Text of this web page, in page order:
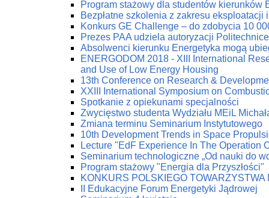
Program stażowy dla studentów kierunków
Bezpłatne szkolenia z zakresu
Konkurs GE Challenge – do zdobycia 10
Prezes PAA udziela autoryzacji
Absolwenci kierunku Energetyka mogą
ENERGODOM 2018 - XIII International
and Use of Low Energy Housing
13th Conference on Research &
XXIII International Symposium on
Spotkanie z opiekunami specjalności
Zwycięstwo studenta Wydziału MEiL
Zmiana terminu Seminarium Instytutowego
10th Development Trends in Space
Lecture "EdF Experience In The Operation
Seminarium technologiczne „Od nauki do
Program stażowy "Energia dla Przyszłości"
KONKURS POLSKIEGO
II Edukacyjne Forum Energetyki Jądrowej